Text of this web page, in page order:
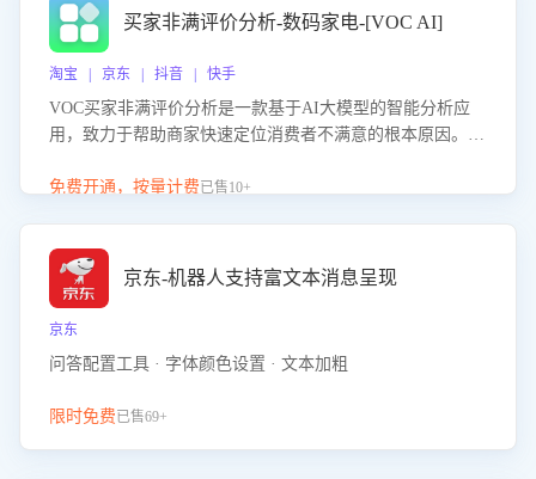
能力，阻断差评扩散，维护品牌声誉，实现客户满意度的持
续提升。
买家非满评价分析-数码家电-[VOC AI]
淘宝 | 京东 | 抖音 | 快手
VOC买家非满评价分析是一款基于AI大模型的智能分析应
用，致力于帮助商家快速定位消费者不满意的根本原因。该
客服原因或其它部门原因，明确责任归属，提供可落地的改
改，有效提升客户满意度和店铺整体服务质量。
免费开通，按量计费已售10+
京东-机器人支持富文本消息呈现
京东
问答配置工具 · 字体颜色设置 · 文本加粗
限时免费已售69+